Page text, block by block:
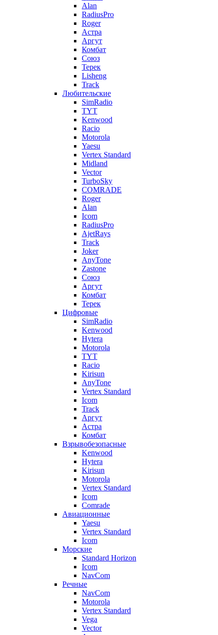
Alan
RadiusPro
Roger
Астра
Аргут
Комбат
Союз
Терек
Lisheng
Track
Любительские
SimRadio
TYT
Kenwood
Racio
Motorola
Yaesu
Vertex Standard
Midland
Vector
TurboSky
COMRADE
Roger
Alan
Icom
RadiusPro
AjetRays
Track
Joker
AnyTone
Zastone
Союз
Аргут
Комбат
Терек
Цифровые
SimRadio
Kenwood
Hytera
Motorola
TYT
Racio
Kirisun
AnyTone
Vertex Standard
Icom
Track
Аргут
Астра
Комбат
Взрывобезопасные
Kenwood
Hytera
Kirisun
Motorola
Vertex Standard
Icom
Comrade
Авиационные
Yaesu
Vertex Standard
Icom
Морские
Standard Horizon
Icom
NavCom
Речные
NavCom
Motorola
Vertex Standard
Vega
Vector